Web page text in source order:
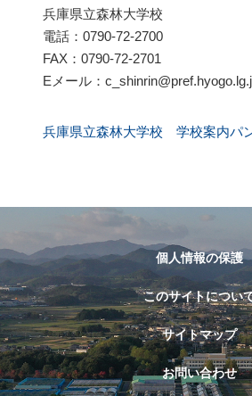
兵庫県立森林大学校
電話：0790-72-2700
FAX：0790-72-2701
Eメール：
兵庫県立森林大学校 学校案内パ
個人情報の保護
このサイトについ
サイトマップ
お問い合わせ